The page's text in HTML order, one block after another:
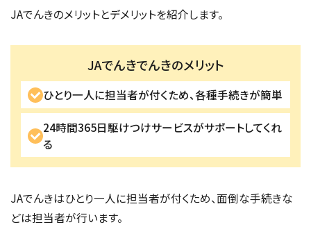
JAでんきのメリットとデメリットを紹介します。
JAでんきでんきのメリット
ひとり一人に担当者が付くため、各種手続きが簡単
24時間365日駆けつけサービスがサポートしてくれ
る
JAでんきはひとり一人に担当者が付くため、面倒な手続きな
どは担当者が行います。